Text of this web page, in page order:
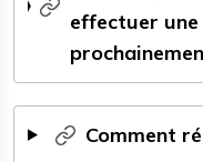
effectuer
Comment